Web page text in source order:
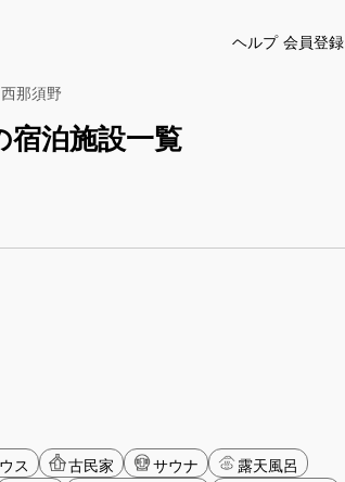
ヘルプ 会員登録
那須野
泊施設一覧
ス 古民家 サウナ
露天風呂